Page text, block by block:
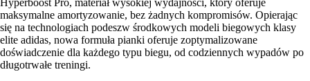
maksymalne amortyzowanie, bez żadnych kompromisów. Opierając
się na technologiach podeszw środkowych modeli biegowych klasy
elite adidas, nowa formuła pianki oferuje zoptymalizowane
doświadczenie dla każdego typu biegu, od codziennych wypadów po
długotrwałe treningi.